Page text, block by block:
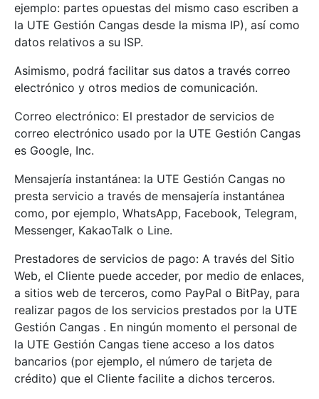
ejemplo: partes opuestas del mismo caso escriben a
la UTE Gestión Cangas desde la misma IP), así como
datos relativos a su ISP.
Asimismo, podrá facilitar sus datos a través correo
electrónico y otros medios de comunicación.
Correo electrónico: El prestador de servicios de
correo electrónico usado por la UTE Gestión Cangas
es Google, Inc.
Mensajería instantánea: la UTE Gestión Cangas no
presta servicio a través de mensajería instantánea
como, por ejemplo, WhatsApp, Facebook, Telegram,
Messenger, KakaoTalk o Line.
Prestadores de servicios de pago: A través del Sitio
Web, el Cliente puede acceder, por medio de enlaces,
a sitios web de terceros, como PayPal o BitPay, para
realizar pagos de los servicios prestados por la UTE
Gestión Cangas . En ningún momento el personal de
la UTE Gestión Cangas tiene acceso a los datos
bancarios (por ejemplo, el número de tarjeta de
crédito) que el Cliente facilite a dichos terceros.